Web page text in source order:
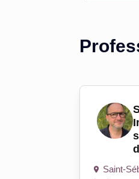
Saint-